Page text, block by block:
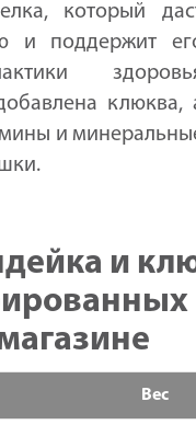
который
и поддержит
клюква,
и
и
Вес